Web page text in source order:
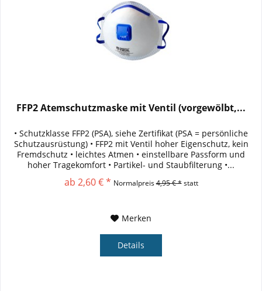
FFP2 Atemschutzmaske mit Ventil (vorgewölbt,...
• Schutzklasse FFP2 (PSA), siehe Zertifikat (PSA = persönliche
Schutzausrüstung) • FFP2 mit Ventil hoher Eigenschutz, kein
Fremdschutz • leichtes Atmen • einstellbare Passform und
hoher Tragekomfort • Partikel- und Staubfilterung •...
ab 2,60 € * Normalpreis4,95 € *statt
Merken
Details